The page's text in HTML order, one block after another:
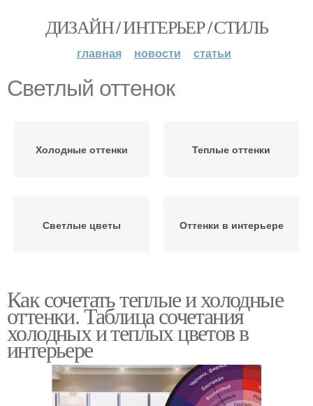
ДИЗАЙН / ИНТЕРЬЕР / СТИЛЬ
главная новости статьи
Светлый оттенок
Холодные оттенки Теплые оттенки
Светлые цветы Оттенки в интерьере
Как сочетать теплые и холодные
оттенки. Таблица сочетания
холодных и теплых цветов в
интерьере